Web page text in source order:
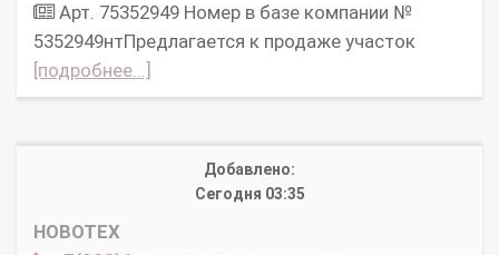
Арт. 75352949 Номер в базе компании №
5352949нтПредлагается к продаже участок
[подробнее...]
Добавлено:
Сегодня 03:35
НОВОТЕХ